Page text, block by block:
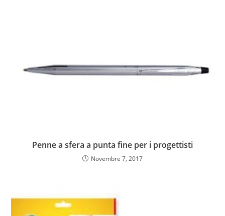
Penne a sfera a punta fine per i progettisti
Novembre 7, 2017